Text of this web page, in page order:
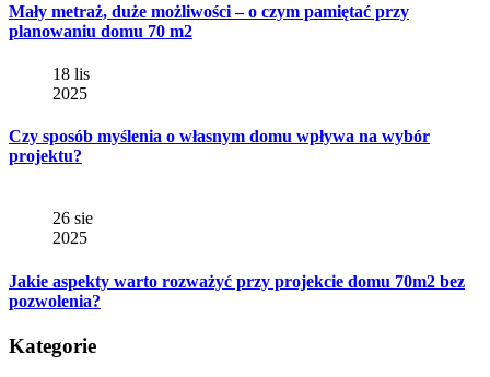
Mały metraż, duże możliwości – o czym pamiętać przy
planowaniu domu 70 m2
18 lis
2025
Czy sposób myślenia o własnym domu wpływa na wybór
projektu?
26 sie
2025
Jakie aspekty warto rozważyć przy projekcie domu 70m2 bez
pozwolenia?
Kategorie